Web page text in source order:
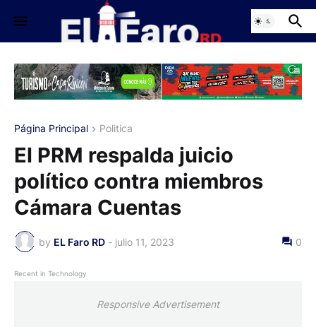
Página Principal Politica
El PRM respalda juicio
político contra miembros
Cámara Cuentas
by EL Faro RD - julio 11, 2023 0
Recent in Technology
Responsive Advertisement